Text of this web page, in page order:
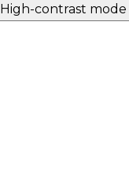
High-contrast mode